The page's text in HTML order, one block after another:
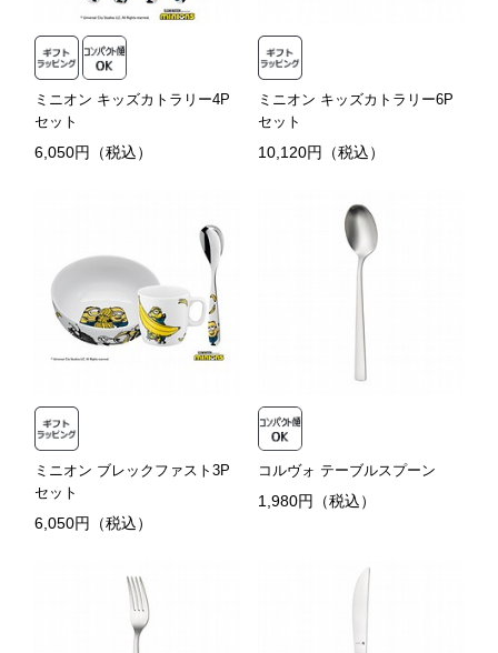
ミニオン キッズカトラリー4P
セット
6,050円（税込）
ミニオン キッズカトラリー6P
セット
10,120円（税込）
ミニオン ブレックファスト3P
セット
6,050円（税込）
コルヴォ テーブルスプーン
1,980円（税込）